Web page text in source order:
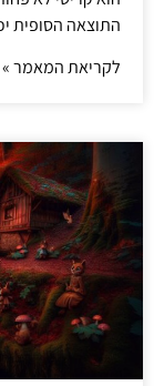
התוצאה הסופית
לקריאת המאמר »